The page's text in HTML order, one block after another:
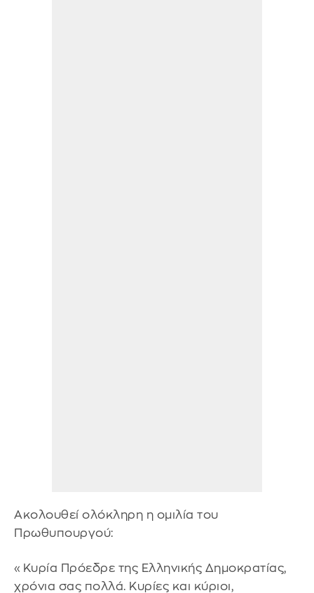
Ακολουθεί ολόκληρη η ομιλία του
Πρωθυπουργού:
«Κυρία Πρόεδρε της Ελληνικής Δημοκρατίας,
χρόνια σας πολλά. Κυρίες και κύριοι,